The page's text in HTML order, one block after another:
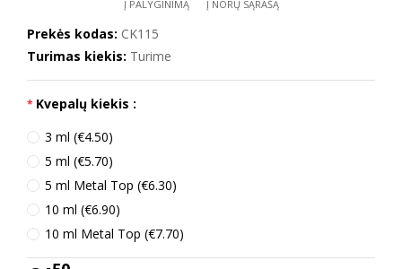
Į PALYGINIMĄ Į NORŲ SĄRAŠĄ
Prekės kodas: CK115
Turimas kiekis: Turime
Kvepalų kiekis :
3 ml (€4.50)
5 ml (€5.70)
5 ml Metal Top (€6.30)
10 ml (€6.90)
10 ml Metal Top (€7.70)